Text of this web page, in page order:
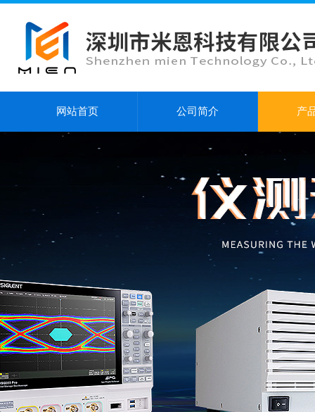
网站首页 公司简介 产